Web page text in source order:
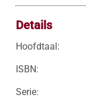
Details
Hoofdtaal:
ISBN:
Serie: